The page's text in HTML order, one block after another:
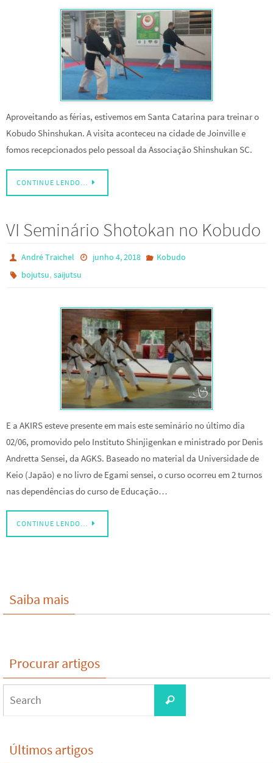
Aproveitando as férias, estivemos em Santa Catarina para treinar o
Kobudo Shinshukan. A visita aconteceu na cidade de Joinville e
fomos recepcionados pelo pessoal da Associação Shinshukan SC.
CONTINUE LENDO…
VI Seminário Shotokan no Kobudo
André Traichel junho 4, 2018
Kobudo
bojutsu,saijutsu
E a AKIRS esteve presente em mais este seminário no último dia
02/06, promovido pelo Instituto Shinjigenkan e ministrado por Denis
Andretta Sensei, da AGKS. Baseado no material da Universidade de
Keio (Japão) e no livro de Egami sensei, o curso ocorreu em 2 turnos
nas dependências do curso de Educação…
CONTINUE LENDO…
Saiba mais
Procurar artigos
Search
Últimos artigos